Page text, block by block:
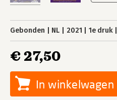
Gebonden NL 2021 1e druk
€ 27,50
In winkelwagen